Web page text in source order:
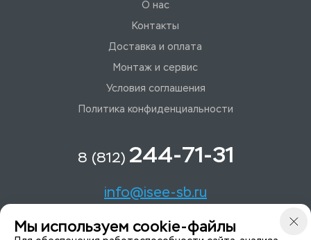
О нас
Контакты
Доставка и оплата
Монтаж и сервис
Условия соглашения
Политика конфиденциальности
8 (812) 244-71-31
info@isee-sb.ru
Светлановский пр-кт, д. 70, корп. 1
Мы используем cookie-файлы